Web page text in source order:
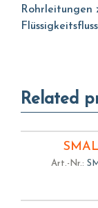
Rohrleitungen
Related
Art.-Nr.: